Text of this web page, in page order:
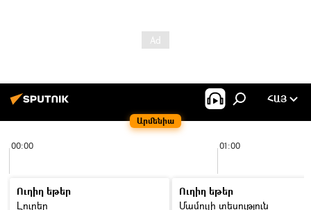
Արմենիա
ՀԱՅ
00:00 01:00
Ուղիղ եթեր
Լուրեր
Ուղիղ եթեր
Մամուլի տեսություն